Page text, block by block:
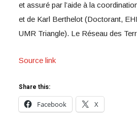
et assuré par l’aide à la
et de Karl Berthelot (Doctorant,
UMR Triangle). Le Réseau des
Source link
Share this:
Facebook
X